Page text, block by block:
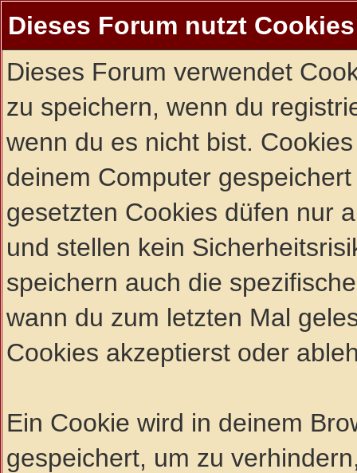
Dieses Forum nutzt Cookies
Dieses Forum verwendet
zu speichern, wenn du
wenn du es nicht bist.
deinem Computer
gesetzten Cookies düfen nur
und stellen kein
speichern auch die
wann du zum letzten Mal
Cookies akzeptierst oder
Ein Cookie wird in deinem
gespeichert, um zu